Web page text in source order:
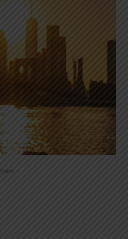
- Advertisement -